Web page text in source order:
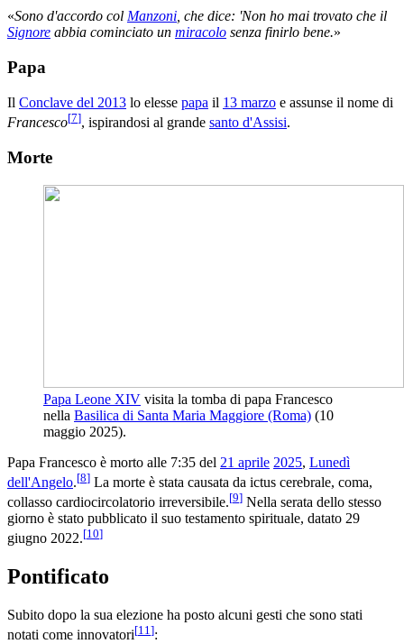
«Sono d'accordo col Manzoni , che dice: 'Non ho mai trovato che il
Signore abbia cominciato un miracolo senza finirlo bene.»
Papa
Il Conclave del 2013 lo elesse papa il 13 marzo e assunse il nome di
Francesco[7], ispirandosi al grande santo d'Assisi.
Morte
Papa Leone XIV visita la tomba di papa Francesco
nella Basilica di Santa Maria Maggiore (Roma) (10
maggio 2025).
Papa Francesco è morto alle 7:35 del 21 aprile 2025, Lunedì
dell'Angelo.[8] La morte è stata causata da ictus cerebrale, coma,
collasso cardiocircolatorio irreversibile.[9] Nella serata dello stesso
giorno è stato pubblicato il suo testamento spirituale, datato 29
giugno 2022.[10]
Pontificato
Subito dopo la sua elezione ha posto alcuni gesti che sono stati
notati come innovatori[11]: